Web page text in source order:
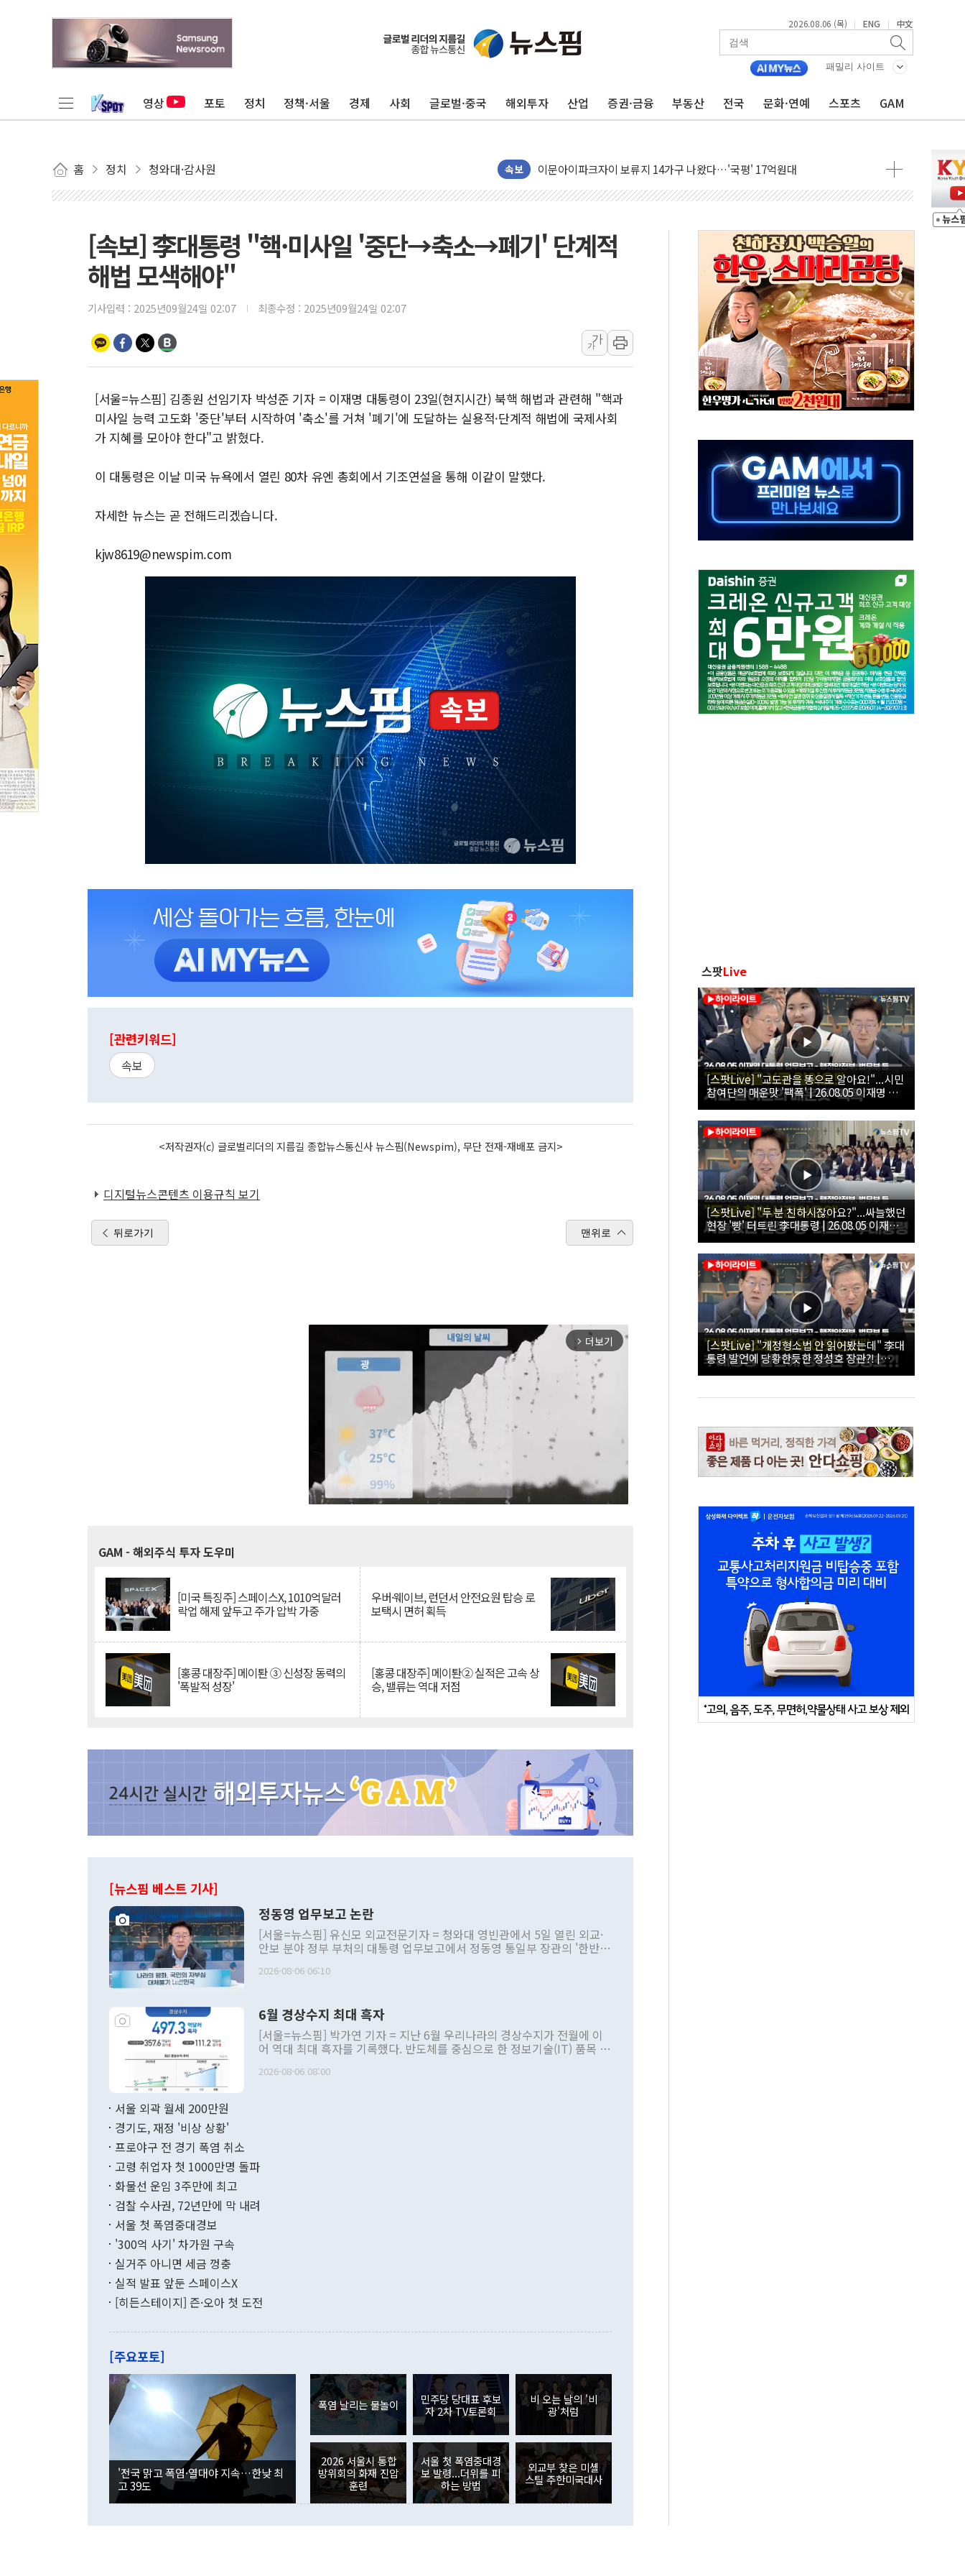
2026.08.06 (목) | ENG | 中文
패밀리 사이트
영상 포토 정치 정책·서울 경제 사회 글로벌·중국 해외투자 산업 증권·금융 부동산 전국 문화·연예 스포츠 GAM
홈 정치 청와대·감사원 속보
아모레퍼시픽 에스트라, 유로모니터 선정 '한국 1위 더마 브랜드'
폭염이 부른 갈등…배달기사·카페 점주 '흉기 위협' 시비에 경찰 조사
샌디스크 매출 전망 기대 못미쳐... 시간외 거래에서 8% 하락
DL이앤씨, AI로 건설현장 위험 예측…안전관리 체계 전면 개편
스타벅스, 장애인 치료비 1억 기부
해수부, 신청사 부지 '부산 동구' 낙점…북항 1단계 재개발 부지에 짓는다
디엑스앤브이엑스, 남미 공공기관과 KRNA 계약
밸류업 공시 747곳 돌파…상장사 시총 84.6% 참여
TBH글로벌, 신규 브랜드 '타임아웃' 런던 품평회 개최
피알지에스앤텍, '스케일업 팁스 정책 지정형' 과제 선정
토스증권, 누적 가입자 수 1000만 명 돌파
바이오포트, 필리핀 S&R 멤버십쇼핑에 K-뷰티 공급
파인테크닉스, '넥센타이어 창녕공장 LED 조명 에너지 효율화 사업' 공급계약
신한투자증권, 고객 투자비용 절감 정책 확대
라온시큐어, 정부 블록체인 특성화 대학 지원사업 수행기업 선정
대신증권, 네이버웹툰과 크레온 신규 고객 대상 이벤트 실시
이억원 금융위원장 '단일종목 레버리지 ETF' 관련 피고발
이지스자산운용, 옛 분당 롯데백화점 '복합 랜드마크'로 재조성
[속보] 李대통령 "핵·미사일 '중단→축소→폐기' 단계적
해법 모색해야"
기사입력 : 2025년09월24일 02:07 최종수정 : 2025년09월24일 02:07
가
가
[서울=뉴스핌] 김종원 선임기자 박성준 기자 = 이재명 대통령이 23일(현지시간) 북핵 해법과 관련해 "핵과
미사일 능력 고도화 '중단'부터 시작하여 '축소'를 거쳐 '폐기'에 도달하는 실용적·단계적 해법에 국제사회
가 지혜를 모아야 한다"고 밝혔다.
이 대통령은 이날 미국 뉴욕에서 열린 80차 유엔 총회에서 기조연설을 통해 이같이 말했다.
자세한 뉴스는 곧 전해드리겠습니다.
kjw8619@newspim.com
[관련키워드]
속보
<저작권자(c) 글로벌리더의 지름길 종합뉴스통신사 뉴스핌(Newspim), 무단 전재-재배포 금지>
디지털뉴스콘텐츠 이용규칙 보기
뒤로가기 맨위로
arrow_forward_ios 더보기
GAM - 해외주식 투자 도우미
[미국 특징주] 스페이스X, 1010억달러
락업 해제 앞두고 주가 압박 가중
우버·웨이브, 런던서 안전요원 탑승 로
보택시 면허 획득
[홍콩 대장주] 메이퇀 ③ 신성장 동력의
'폭발적 성장'
[홍콩 대장주] 메이퇀② 실적은 고속 상
승, 밸류는 역대 저점
[뉴스핌 베스트 기사]
정동영 업무보고 논란
[서울=뉴스핌] 유신모 외교전문기자 = 청와대 영빈관에서 5일 열린 외교·
안보 분야 정부 부처의 대통령 업무보고에서 정동영 통일부 장관의 '한반도
발언 중에는 정부 내 조율을 거치지 않은 사안을 정책으로 추진하겠다고 공
주의적 희망에 근거한 비현실적 구상'이라는 비판을 내놨다. 그동안 정 장
관의 대북 정책 관련 발언이 물의를 빚은 적은 여러 번 있지만 대통령과 유
관 부처 장관이 공개적으로 부정적 입장을 표명한 것은 이례적이다. 정 장
관의 무리한 대북 접근법과 월권을 제어해야 한다는 목소리도 높아지고 있
다. [정동영 통일부 장관이 지난달 23일 오후 서울 종로구 정부서울청사에
무너졌다고도 했다. 또 "현 시점에서 흘러간 선(先)비핵화만 되뇌는 것은
함께 4자 대화의 동력을 확보하기 위해 최선을 다할 것"이라고 말했다. 하
"우리의 선의대로 하는 게 과연 한반도의 평화와 안정에 플러스냐, 결론적
관은 업무보고 사후 브리핑에서 정 장관이 언급한 '4자 회담'에 대해 "이상
이 9월 러시아 블라디보스토크에서 열리는 '동방경제포럼(EEF)'을 언급하
며 "정부 차원에서 (참석을) 검토하고 있다"고 발언한 데 대해서도 조 장관
은 "그것은 외교부의 몫"이라며 "아직 거기까지 진도가 나가지 않았다"고
잘랐다. 정 장관이 이날 소개한 대북 구상과 설명은 정부 내 조율을 거치지
않았다는 점에서 문제가 있다. 특히 주적 표현 대체와 국호 사용, 9·19 군
사합의 복원, 4자회담 추진 등은 통일부 장관이 결정할 사안이 아니어서 월
권이라는 지적이 나오고 있다. 이 대통령은 정 장관의 업무보고를 듣고 난
뒤 "여기 업무보고에 발표했다고 승인난 건 아니다"라고 재차 확인했다. 정
부의 한 소식통은 "정 장관의 발언 내용은 대부분 국가안전보장회의(NSC)
를 거쳐 결정된 사안이 아닌 정 장관의 개인적 생각에 가깝다"며 "안보 관
련 부처 장관이 정부의 공식 정책이 아닌 사안을 추진하겠다고 업무보고를
하고 대통령의 면전에서 '국군통수권자가 나서야 한다'고 주장한 것은 심각
2026-08-06 06:10
6월 경상수지 최대 흑자
[서울=뉴스핌] 박가연 기자 = 지난 6월 우리나라의 경상수지가 전월에 이
어 역대 최대 흑자를 기록했다. 반도체를 중심으로 한 정보기술(IT) 품목 수
료=한국은행] 한국은행이 6일 발표한 '2026년 6월 국제수지(잠정)'에 따르
며 월간 기준 처음으로 1000억달러를 넘어섰다. 상품수입은 644억8000만
196.9% 급증했고 컴퓨터·주변기기(SSD)는 282.7% 증가했다. IT 품목
수출은 160.4% 늘었으며 비IT 품목도 ▲석유제품(47.5%) ▲화공품
기록했지만 지식재산권사용료수지는 전월 흑자에서 4억4000만달러 적자
로 전환됐다. 본원소득수지는 배당소득을 중심으로 32억7000만달러 흑자
는 배당수입이 늘어난 데다 전월 분기배당에 따른 기저효과로 배당지급이
였던 올해 3월(369억9000만달러)을 넘어선 것이다. 직접투자에서는 내국
인의 해외투자가 80억1000만달러, 외국인의 국내투자가 46억3000만달러
각각 증가했다. 증권투자에서는 외국인의 국내 주식 매도세가 이어졌다. 외
국인의 국내 주식 투자는 차익실현 매도 등의 영향으로 316억1000만달러
감소하며 전월(-310억5000만달러)에 이어 역대 최대 순매도 기록을 다시
경신했다. 외국인의 국내 채권투자는 세계국채지수(WGBI) 자금 유입에도
분기 말 만기도래 영향으로 증가 폭이 줄어든 52억9000만달러를 기록했
다. 내국인의 해외 증권투자는 주식을 중심으로 35억6000만달러 증가했
다. eoyn2@newspim.com
2026-08-06 08:00
서울 외곽 월세 200만원
경기도, 재정 '비상 상황'
프로야구 전 경기 폭염 취소
고령 취업자 첫 1000만명 돌파
화물선 운임 3주만에 최고
검찰 수사권, 72년만에 막 내려
서울 첫 폭염중대경보
'300억 사기' 차가원 구속
실거주 아니면 세금 껑충
실적 발표 앞둔 스페이스X
[히든스테이지] 즌·오아 첫 도전
[주요포토]
'전국 맑고 폭염·열대야 지속…한낮 최
고 39도
폭염 날리는 물놀이
민주당 당대표 후보
자 2차 TV토론회
비 오는 날의 '비
광'처럼
2026 서울시 통합
방위회의 화재 진압
훈련
서울 첫 폭염중대경
보 발령...더위를 피
하는 방법
외교부 찾은 미셸
스틸 주한미국대사
스팟Live
[스팟Live] "교도관을 똥으로 알아요!"...시민
참여단의 매운맛 '팩폭' | 26.08.05 이재명 대
통령 업무보고 - 행정안전부, 법무부, 국무조
정실, 법제처, 인사혁신처
[스팟Live] "두 분 친하시잖아요?"...싸늘했던
현장 '빵' 터트린 李대통령 | 26.08.05 이재명
대통령 업무보고 - 행정안전부, 법무부 등
[스팟Live] "개정형소법 안 읽어봤는데" 李대
통령 발언에 당황한듯한 정성호 장관?! |
26.08.05 이재명 대통령 업무보고 - 행정안전